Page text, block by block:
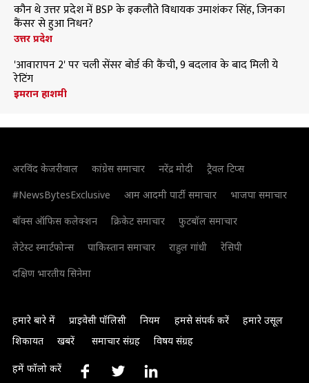
कौन थे उत्तर प्रदेश में BSP के इकलौते विधायक उमाशंकर सिंह, जिनका
कैंसर से हुआ निधन?
उत्तर प्रदेश
'आवारापन 2' पर चली सेंसर बोर्ड की कैंची, 9 बदलाव के बाद मिली ये
रेटिंग
इमरान हाशमी
अरविंद केजरीवाल कांग्रेस समाचार नरेंद्र मोदी
ट्रैवल टिप्स
#NewsBytesExclusive
आम आदमी पार्टी समाचार
भाजपा समाचार
बॉक्स ऑफिस कलेक्शन
क्रिकेट समाचार
फुटबॉल समाचार
लेटेस्ट स्मार्टफोन्स
पाकिस्तान समाचार राहुल गांधी
रेसिपी
दक्षिण भारतीय सिनेमा
हमारे बारे में प्राइवेसी पॉलिसी नियम हमसे संपर्क करें
हमारे उसूल
शिकायत
खबरें समाचार संग्रह विषय संग्रह
हमें फॉलो करें